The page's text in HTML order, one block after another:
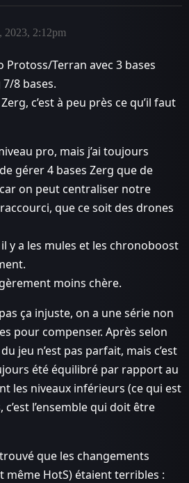
2023, 2:12pm
Protoss/Terran avec 3 bases
8 bases.
c’est à peu près ce qu’il faut
pro, mais j’ai toujours
gérer 4 bases Zerg que de
on peut centraliser notre
que ce soit des drones
y a les mules et les chronoboost
moins chère.
ça injuste, on a une série non
pour compenser. Après selon
jeu n’est pas parfait, mais c’est
été équilibré par rapport au
les niveaux inférieurs (ce qui est
l’ensemble qui doit être
que les changements
même HotS) étaient terribles :